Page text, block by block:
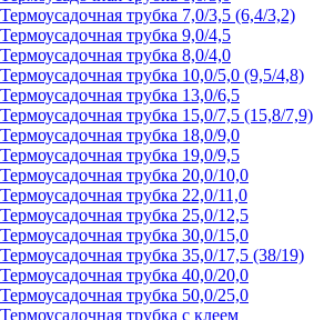
Термоусадочная трубка 7,0/3,5 (6,4/3,2)
Термоусадочная трубка 9,0/4,5
Термоусадочная трубка 8,0/4,0
Термоусадочная трубка 10,0/5,0 (9,5/4,8)
Термоусадочная трубка 13,0/6,5
Термоусадочная трубка 15,0/7,5 (15,8/7,9)
Термоусадочная трубка 18,0/9,0
Термоусадочная трубка 19,0/9,5
Термоусадочная трубка 20,0/10,0
Термоусадочная трубка 22,0/11,0
Термоусадочная трубка 25,0/12,5
Термоусадочная трубка 30,0/15,0
Термоусадочная трубка 35,0/17,5 (38/19)
Термоусадочная трубка 40,0/20,0
Термоусадочная трубка 50,0/25,0
Термоусадочная трубка с клеем